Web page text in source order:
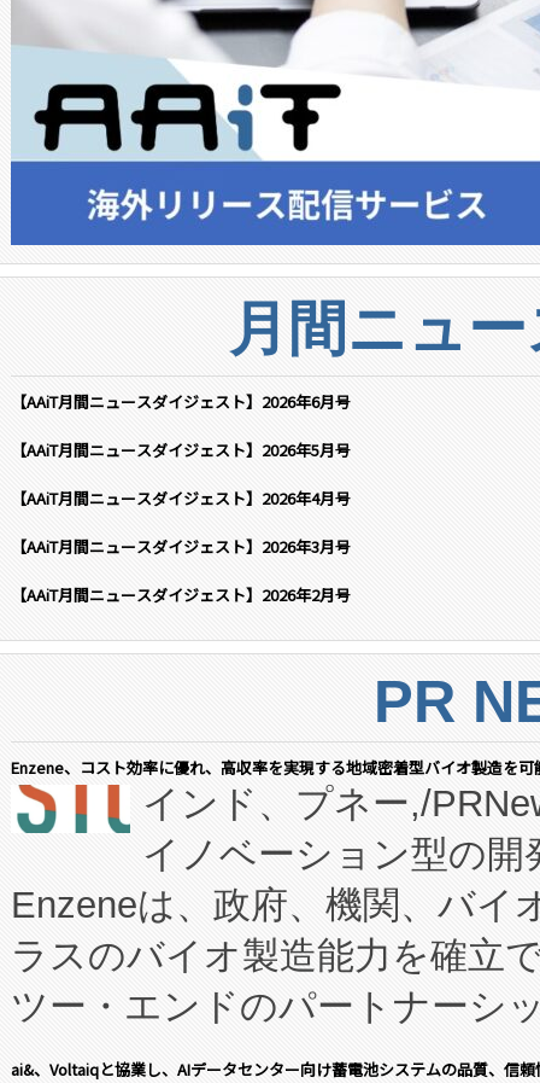
月間ニュ
【AAiT月間ニュースダイジェスト】2026年6月号
【AAiT月間ニュースダイジェスト】2026年5月号
【AAiT月間ニュースダイジェスト】2026年4月号
【AAiT月間ニュースダイジェスト】2026年3月号
【AAiT月間ニュースダイジェスト】2026年2月号
PR
Enzene、コスト効率に優れ、高収率を実現する地域密着型バイオ製造を
インド、プネー,/
イノベーション型の
Enzeneは、政府、機関、バイ
ラスのバイオ製造能力を確立
ツー・エンドのパートナーシ
表しました。 同社の実績ある
ai&、Voltaiqと協業し、AIデータセンター向け蓄電池システムの品質、信